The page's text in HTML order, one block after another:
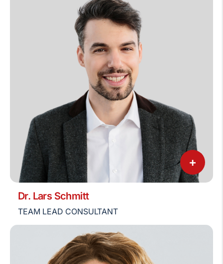
+
Dr. Lars Schmitt
TEAM LEAD CONSULTANT